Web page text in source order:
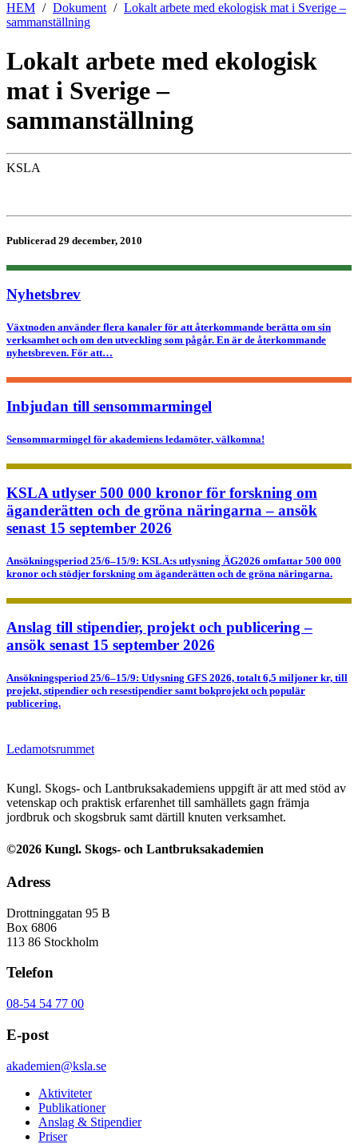
HEM / Dokument / Lokalt arbete med ekologisk mat i Sverige –
sammanställning
Lokalt arbete med ekologisk
mat i Sverige –
sammanställning
KSLA
Publicerad 29 december, 2010
Nyhetsbrev
Växtnoden använder flera kanaler för att återkommande berätta om sin
verksamhet och om den utveckling som pågår. En är de återkommande
nyhetsbreven. För att…
Inbjudan till sensommarmingel
Sensommarmingel för akademiens ledamöter, välkomna!
KSLA utlyser 500 000 kronor för forskning om
äganderätten och de gröna näringarna – ansök
senast 15 september 2026
Ansökningsperiod 25/6–15/9: KSLA:s utlysning ÄG2026 omfattar 500 000
kronor och stödjer forskning om äganderätten och de gröna näringarna.
Anslag till stipendier, projekt och publicering –
ansök senast 15 september 2026
Ansökningsperiod 25/6–15/9: Utlysning GFS 2026, totalt 6,5 miljoner kr, till
projekt, stipendier och resestipendier samt bokprojekt och populär
publicering.
Ledamotsrummet
Kungl. Skogs- och Lantbruksakademiens uppgift är att med stöd av
vetenskap och praktisk erfarenhet till samhällets gagn främja
jordbruk och skogsbruk samt därtill knuten verksamhet.
©2026 Kungl. Skogs- och Lantbruksakademien
Adress
Drottninggatan 95 B
Box 6806
113 86 Stockholm
Telefon
08-54 54 77 00
E-post
akademien@ksla.se
Aktiviteter
Publikationer
Anslag & Stipendier
Priser